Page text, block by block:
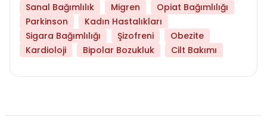
Sanal Bağımlılık
Migren
Opiat Bağımlılığı
Parkinson
Kadın Hastalıkları
Sigara Bağımlılığı
Şizofreni
Obezite
Kardioloji
Bipolar Bozukluk Cilt Bakımı